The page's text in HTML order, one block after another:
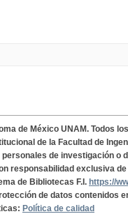
de México UNAM. Todos
de la Facultad de
de investigación o
responsabilidad exclusiva
de Bibliotecas F.I. https://
de datos contenidos
Política de calidad